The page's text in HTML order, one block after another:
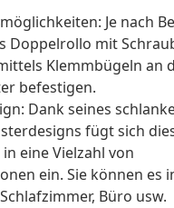
Je nach
Doppelrollo mit
Klemmbügeln an
befestigen.
Dank seines
fügt sich
eine Vielzahl von
ein. Sie können es
Büro usw.